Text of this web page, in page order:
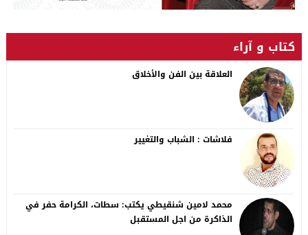
كتاب و آراء
العلاقة بين الفن والأخلاق
فلاشات : الشباب والتغيير
محمد لامين شنقيطي يكتب: سطات، الكرامة حفر في
الذاكرة من اجل المستقبل